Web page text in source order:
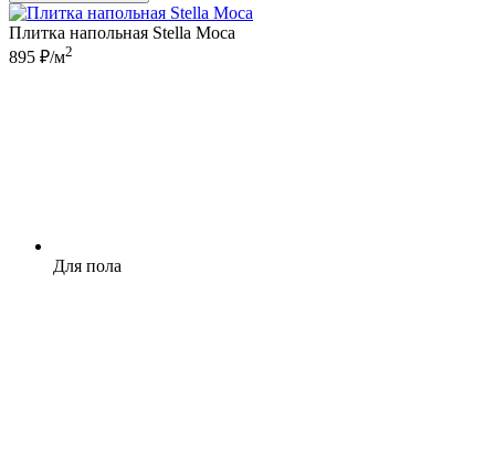
Плитка напольная Stella Moca
895 ₽/м2
Для пола